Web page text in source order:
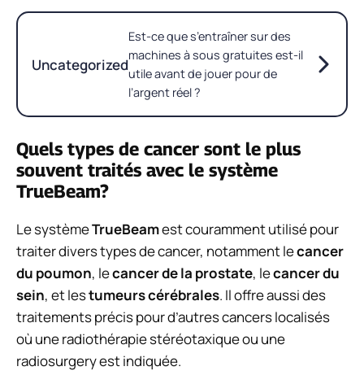
Uncategorized
Est-ce que s’entraîner sur des
machines à sous gratuites est-il
utile avant de jouer pour de
l’argent réel ?
Quels types de cancer sont le plus
souvent traités avec le système
TrueBeam?
Le systèmeTrueBeamest couramment utilisé pour
traiter divers types de cancer, notamment lecancer
du poumon, lecancer de la prostate, lecancer du
sein, et lestumeurs cérébrales. Il offre aussi des
traitements précis pour d’autres cancers localisés
où une radiothérapie stéréotaxique ou une
radiosurgery est indiquée.